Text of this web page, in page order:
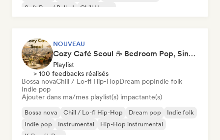
Soft Pop / Ballad
Chill House
NOUVEAU
Cozy Café Seoul ☕ Bedroom Pop, Singer-Songwriter & Dream Pop
Playlist
> 100 feedbacks réalisés
Bossa novaChill / Lo-fi Hip-HopDream popIndie folk
Indie pop
Ajouter dans ma/mes playlist(s) impactante(s)
Bossa nova Chill / Lo-fi Hip-Hop Dream pop
Indie folk
Indie pop
Instrumental
Hip-Hop instrumental
K-Pop/J-Pop